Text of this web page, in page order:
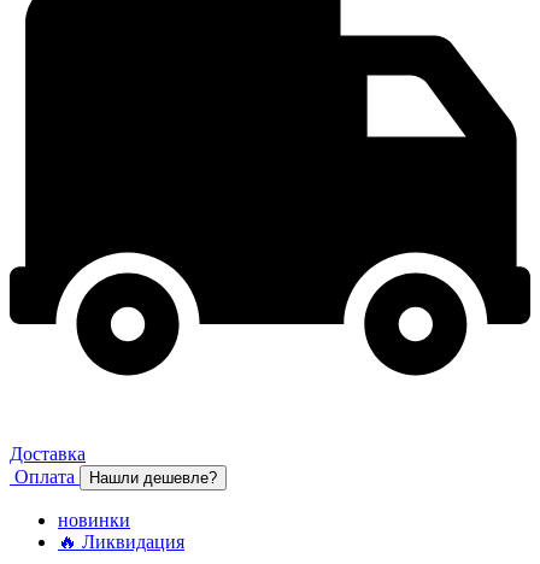
Доставка
Оплата
Нашли дешевле?
новинки
🔥 Ликвидация